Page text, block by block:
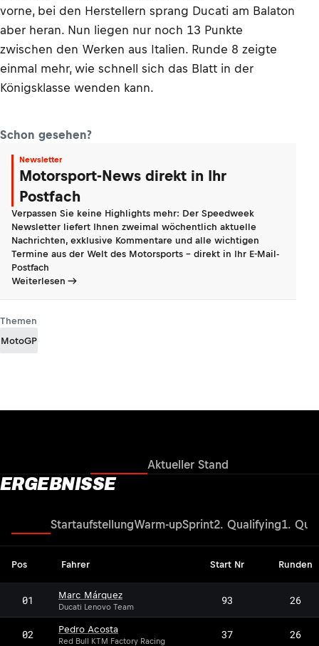
vorne, bei den Herstellern sprang Ducati am Balaton
aber heran. Nun liegen nur noch 13 Punkte
zwischen den Werken aus Italien. Runde 8 zeigte
einmal mehr, wie schnell sich das Blatt in der
Königsklasse wenden kann.
Schon gesehen?
Newsletter
Motorsport-News direkt in Ihr
Postfach
Verpassen Sie keine Highlights mehr: Der Speedweek
Newsletter liefert Ihnen zweimal wöchentlich aktuelle
Nachrichten, exklusive Kommentare und alle wichtigen
Termine aus der Welt des Motorsports - direkt in Ihr E-Mail-
Postfach
Weiterlesen
Themen
MotoGP
Aktueller Stand
ERGEBNISSE
StartaufstellungWarm-upSprint2. Qualifying1.
Pos Fahrer Start Nr Runden
01 Marc Márquez
Ducati Lenovo Team 93 26
02 Pedro Acosta
Red Bull KTM Factory Racing 37 26